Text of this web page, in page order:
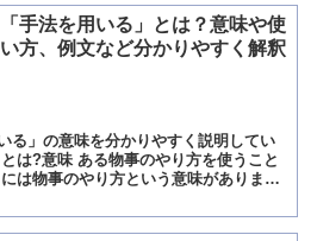
「手法を用いる」とは？意味や使
い方、例文など分かりやすく解釈
る」の意味を分かりやすく説明してい
は?意味 ある物事のやり方を使うこと
は物事のやり方という意味がありま